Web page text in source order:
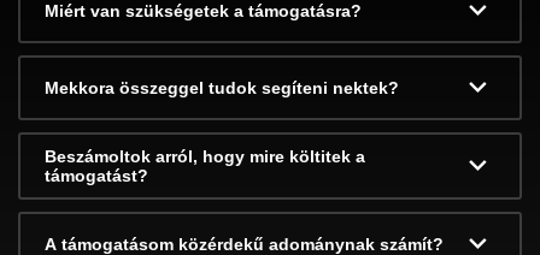
Miért van szükségetek a támogatásra?
Mekkora összeggel tudok segíteni nektek?
Beszámoltok arról, hogy mire költitek a
támogatást?
A támogatásom közérdekű adománynak számít?